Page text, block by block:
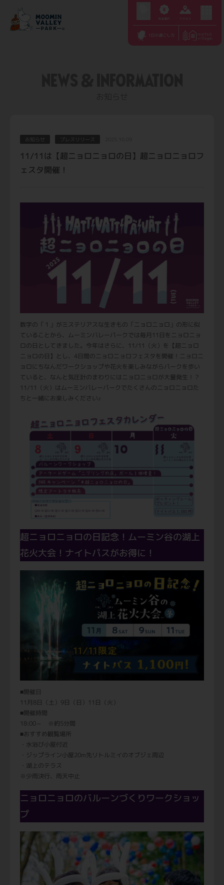
お知らせ プレスリリース
11/11は【超ニョロニョロの日】超ニョロニョロフ
ェスタ開催！
数字の「１」がミステリアスな生きもの「ニョロニョロ」の形に似
ていることから、ムーミンバレーパークでは毎月11日をニョロニョ
ロの日としてきました。今年はさらに、11/11（火）を【超ニョロ
ニョロの日】とし、4日間のニョロニョロフェスタを開催！ニョロニ
ョロにちなんだワークショップや花火を楽しみながらパークを歩い
ていると、なんと気圧計のまわりにはニョロニョロが大量発生！？
11/11（火）はムーミンバレーパークでたくさんのニョロニョロた
ちと一緒にお楽しみください♪
超ニョロニョロの日記念！ムーミン谷の湖上
花火大会！ナイトパスがお得に！
■開催日
11月8日（土）9日（日）11日（火）
■開催時間
18:00～ ※約5分間
■おすすめ観覧場所
・水浴び小屋付近
・ジップライン小屋20m先リトルミイのオブジェ周辺
・湖上のテラス
※少雨決行、雨天中止
ニョロニョロのバルーンづくりワークショッ
プ